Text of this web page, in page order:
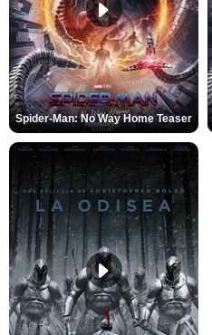
Spider-Man: No Way Home Teaser